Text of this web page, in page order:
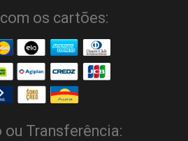
os cartões:
ou Transferência: